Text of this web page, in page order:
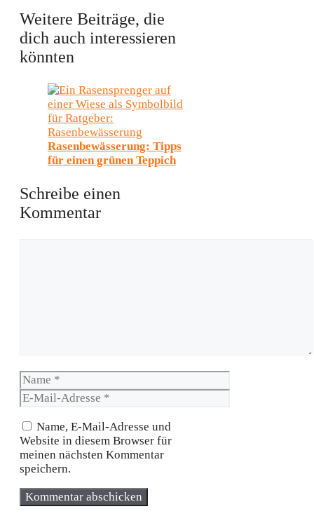
Weitere Beiträge, die
dich auch interessieren
könnten
Rasenbewässerung: Tipps
für einen grünen Teppich
Schreibe einen
Kommentar
Name
E-
Mail-
Adresse
Name, E-Mail-Adresse und
Website in diesem Browser für
meinen nächsten Kommentar
speichern.